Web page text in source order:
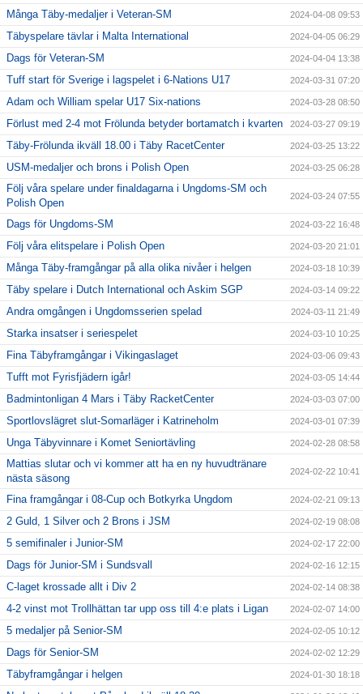
Många Täby-medaljer i Veteran-SM 2024-04-08 09:53
Täbyspelare tävlar i Malta International 2024-04-05 06:29
Dags för Veteran-SM 2024-04-04 13:38
Tuff start för Sverige i lagspelet i 6-Nations U17 2024-03-31 07:20
Adam och William spelar U17 Six-nations 2024-03-28 08:50
Förlust med 2-4 mot Frölunda betyder bortamatch i kvarten 2024-03-27 09:19
Täby-Frölunda ikväll 18.00 i Täby RacetCenter 2024-03-25 13:22
USM-medaljer och brons i Polish Open 2024-03-25 06:28
Följ våra spelare under finaldagarna i Ungdoms-SM och
Polish Open
2024-03-24 07:55
Dags för Ungdoms-SM 2024-03-22 16:48
Följ våra elitspelare i Polish Open 2024-03-20 21:01
Många Täby-framgångar på alla olika nivåer i helgen 2024-03-18 10:39
Täby spelare i Dutch International och Askim SGP 2024-03-14 09:22
Andra omgången i Ungdomsserien spelad 2024-03-11 21:49
Starka insatser i seriespelet 2024-03-10 10:25
Fina Täbyframgångar i Vikingaslaget 2024-03-06 09:43
Tufft mot Fyrisfjädern igår! 2024-03-05 14:44
Badmintonligan 4 Mars i Täby RacketCenter 2024-03-03 07:00
Sportlovslägret slut-Somarläger i Katrineholm 2024-03-01 07:39
Unga Täbyvinnare i Komet Seniortävling 2024-02-28 08:58
Mattias slutar och vi kommer att ha en ny huvudtränare
nästa säsong
2024-02-22 10:41
Fina framgångar i 08-Cup och Botkyrka Ungdom 2024-02-21 09:13
2 Guld, 1 Silver och 2 Brons i JSM 2024-02-19 08:08
5 semifinaler i Junior-SM 2024-02-17 22:00
Dags för Junior-SM i Sundsvall 2024-02-16 12:15
C-laget krossade allt i Div 2 2024-02-14 08:38
4-2 vinst mot Trollhättan tar upp oss till 4:e plats i Ligan 2024-02-07 14:00
5 medaljer på Senior-SM 2024-02-05 10:12
Dags för Senior-SM 2024-02-02 12:29
Täbyframgångar i helgen 2024-01-30 18:18